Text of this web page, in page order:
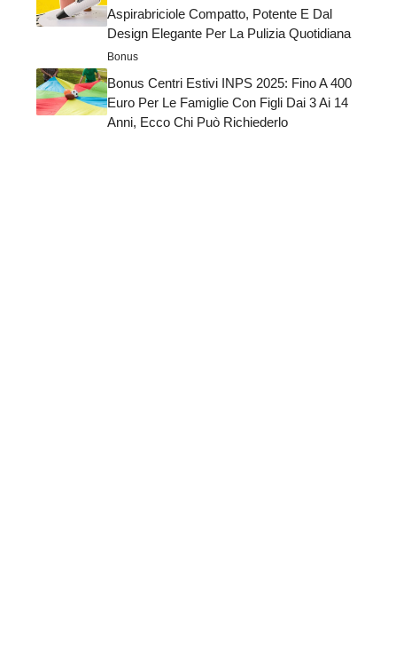
Aspirabriciole Compatto, Potente E Dal
Design Elegante Per La Pulizia Quotidiana
Bonus
Bonus Centri Estivi INPS 2025: Fino A 400
Euro Per Le Famiglie Con Figli Dai 3 Ai 14
Anni, Ecco Chi Può Richiederlo